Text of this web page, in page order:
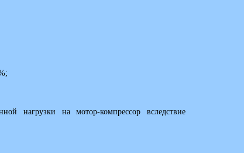
нагрузки на мотор-компрессор вследствие